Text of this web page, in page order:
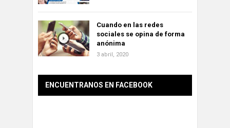
Cuando en las redes
sociales se opina de forma
anónima
3 abril, 2020
ENCUENTRANOS EN FACEBOOK